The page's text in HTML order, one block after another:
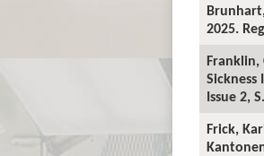
2025.
Franklin,
Issue 2,
Frick,